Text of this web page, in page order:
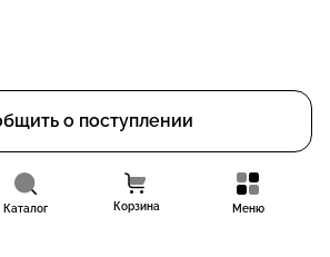
о поступлении
Каталог Корзина Меню